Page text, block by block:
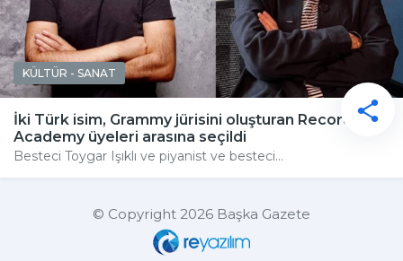
KÜLTÜR - SANAT
İki Türk isim, Grammy jürisini oluşturan Recording
Academy üyeleri arasına seçildi
Besteci Toygar Işıklı ve piyanist ve besteci...
© Copyright 2026 Başka Gazete